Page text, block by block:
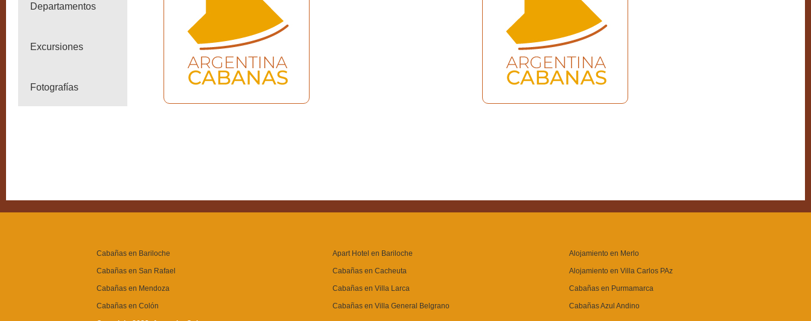
Departamentos
Excursiones
Fotografías
Cabañas en Bariloche
Cabañas en San Rafael
Cabañas en Mendoza
Cabañas en Colón
Apart Hotel en Bariloche
Cabañas en Cacheuta
Cabañas en Villa Larca
Cabañas en Villa General Belgrano
Alojamiento en Merlo
Alojamiento en Villa Carlos PAz
Cabañas en Purmamarca
Cabañas Azul Andino